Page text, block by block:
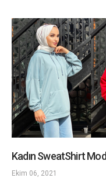
Kadın SweatShirt
Ekim 06, 2021